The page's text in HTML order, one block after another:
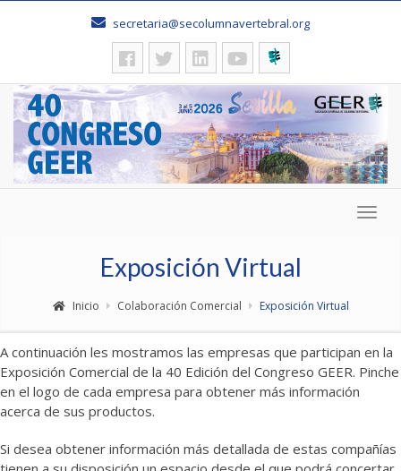
secretaria@secolumnavertebral.org
Exposición Virtual
Inicio Colaboración Comercial Exposición Virtual
A continuación les mostramos las empresas que participan en la
Exposición Comercial de la 40 Edición del Congreso GEER. Pinche
en el logo de cada empresa para obtener más información
acerca de sus productos.
Si desea obtener información más detallada de estas compañías